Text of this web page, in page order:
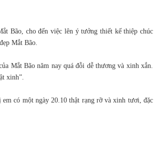
Bão, cho đến việc lên ý tưởng thiết kế thiệp chúc
Mắt Bão.
Mắt Bão năm nay quá đỗi dễ thương và xinh xắn.
xinh”.
có một ngày 20.10 thật rạng rỡ và xinh tươi, đặc